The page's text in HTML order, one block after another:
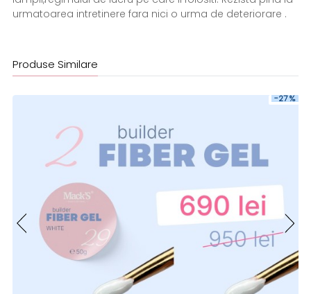
urmatoarea intretinere fara nici o urma de deteriorare .
Produse Similare
-27 %